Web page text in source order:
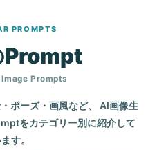
PROMPTS
Prompt
Prompts
ポーズ・画風など、
AI画像生
をカテゴリー別に紹介して
す。